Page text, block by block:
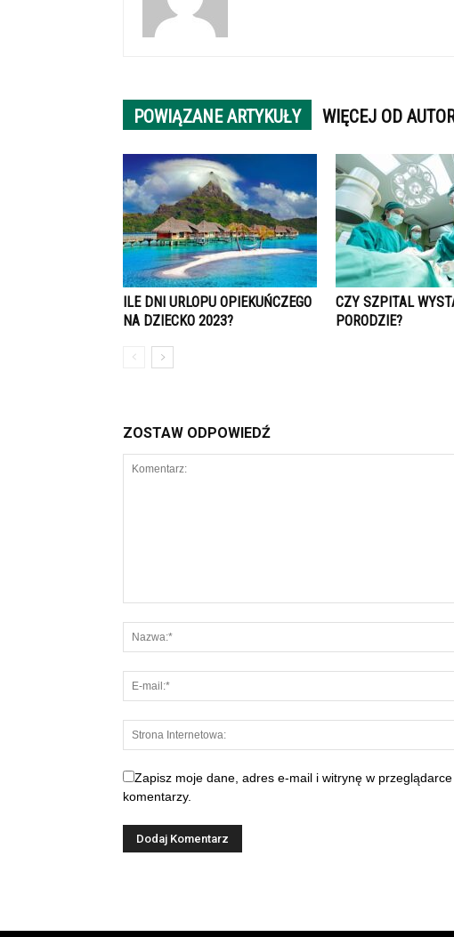
POWIĄZANE ARTYKUŁY WIĘCEJ OD
ILE DNI URLOPU OPIEKUŃCZEGO
NA DZIECKO 2023?
CZY SZPITAL
PORODZIE?
ZOSTAW ODPOWIEDŹ
Zapisz moje dane, adres e-mail i witrynę w
komentarzy.